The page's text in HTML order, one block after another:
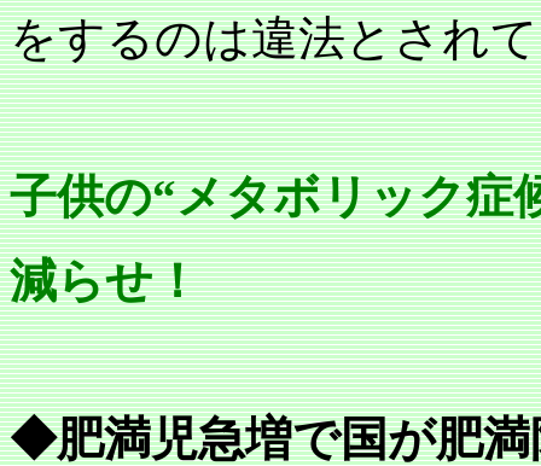
をするのは違法とされ
子供の“メタボリック症
減らせ！
◆肥満児急増で国が肥